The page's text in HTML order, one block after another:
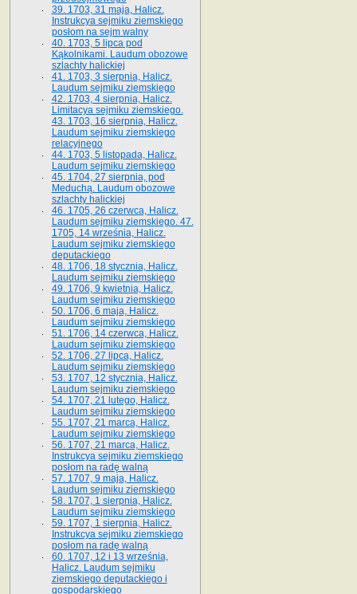
39. 1703, 31 maja, Halicz.
Instrukcya sejmiku ziemskiego
posłom na sejm walny
40. 1703, 5 lipca pod
Kąkolnikami. Laudum obozowe
szlachty halickiej
41­. 1703, 3 sierpnia, Halicz.
Laudum sejmiku ziemskiego
42. 1703, 4 sierpnia, Halicz.
Limitacya sejmiku ziemskiego.
43. 1703, 16 sierpnia, Halicz.
Laudum sejmiku ziemskiego
relacyjnego
44. 1703, 5 listopada, Halicz.
Laudum sejmiku ziemskiego
45. 1704, 27 sierpnia, pod
Meduchą. Laudum obozowe
szlachty halickiej
46. 1705, 26 czerwca, Halicz.
Laudum sejmiku ziemskiego. 47.
1705, 14 września, Halicz.
Laudum sejmiku ziemskiego
deputackiego
48. 1706, 18 stycznia, Halicz.
Laudum sejmiku ziemskiego
49. 1706, 9 kwietnia, Halicz.
Laudum sejmiku ziemskiego
50. 1706, 6 maja, Halicz.
Laudum sejmiku ziemskiego
51. 1706, 14 czerwca, Halicz.
Laudum sejmiku ziemskiego
52. 1706, 27 lipca, Halicz.
Laudum sejmiku ziemskiego
53. 1707, 12 stycznia, Halicz.
Laudum sejmiku ziemskiego
54. 1707, 21 lutego, Halicz.
Laudum sejmiku ziemskiego
55. 1707, 21 marca, Halicz.
Laudum sejmiku ziemskiego
56. 1707, 21 marca, Halicz.
Instrukcya sejmiku ziemskiego
posłom na radę walną
57. 1707, 9 maja, Halicz.
Laudum sejmiku ziemskiego
58. 1707, 1 sierpnia, Halicz.
Laudum sejmiku ziemskiego
59. 1707, 1 sierpnia, Halicz.
Instrukcya sejmiku ziemskiego
posłom na radę walną
60. 1707, 12 i 13 września,
Halicz. Laudum sejmiku
ziemskiego deputackiego i
gospodarskiego